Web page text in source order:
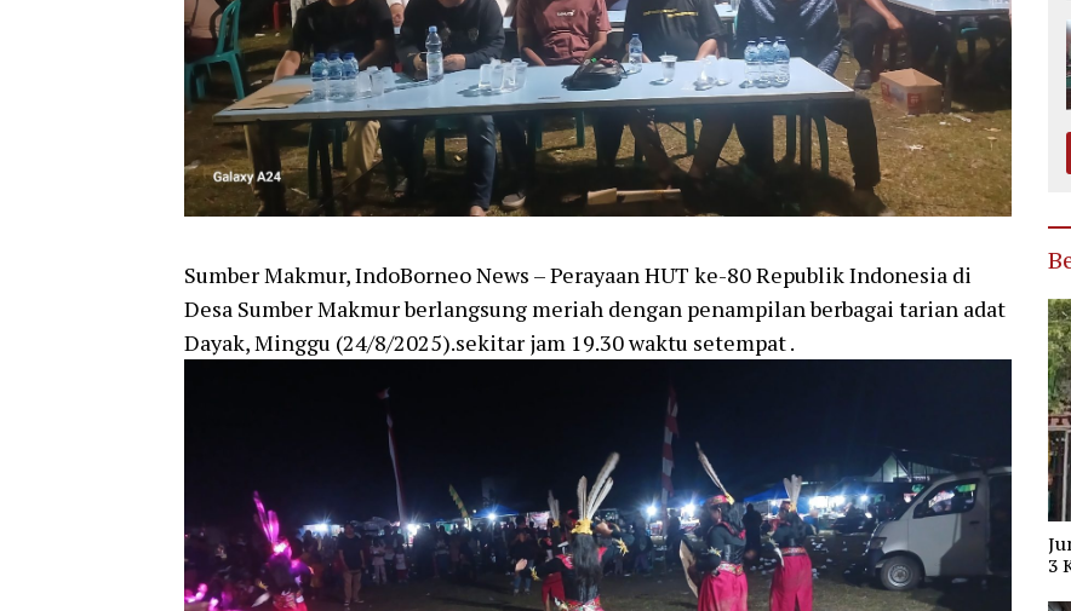
Sumber Makmur, IndoBorneo News – Perayaan HUT ke-80 Republik Indonesia di
Desa Sumber Makmur berlangsung meriah dengan penampilan berbagai tarian adat
Dayak, Minggu (24/8/2025).sekitar jam 19.30 waktu setempat .
3